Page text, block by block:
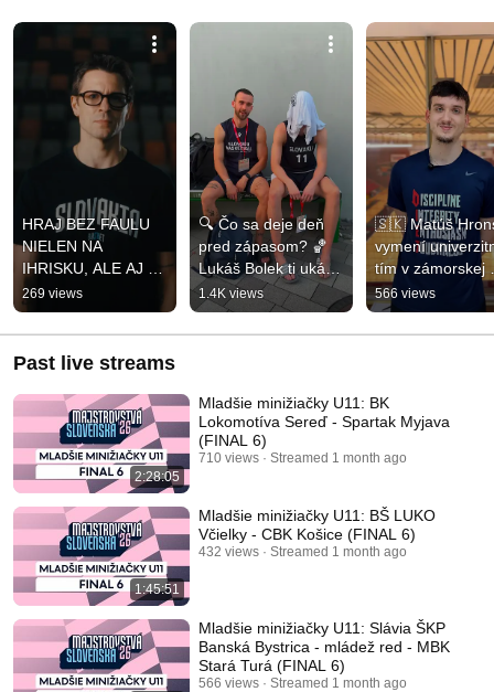
HRAJ BEZ FAULU
NIELEN NA
IHRISKU, ALE AJ V
ŽIVOTE |
bezfaulu.sk
269 views
🔍 Čo sa deje deň
pred zápasom? 🏀
Lukáš Bolek ti ukáže
svoju predzápasovú
rutinu zo
Švajčiarska.
1.4K views
🇸🇰 Matúš
vymení
tím v zámorskej
NCAA
566 views
Past live streams
2:28:05
Mladšie minižiačky U11: BK
Lokomotíva Sereď - Spartak Myjava
(FINAL 6)
710 views Streamed 1 month ago
1:45:51
Mladšie minižiačky U11: BŠ LUKO
Včielky - CBK Košice (FINAL 6)
432 views Streamed 1 month ago
Mladšie minižiačky U11: Slávia ŠKP
Banská Bystrica - mládež red - MBK
Stará Turá (FINAL 6)
566 views Streamed 1 month ago